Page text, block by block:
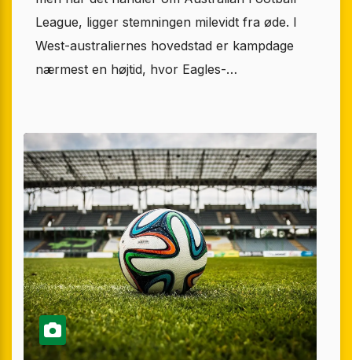
League, ligger stemningen milevidt fra øde. I
West-australiernes hovedstad er kampdage
nærmest en højtid, hvor Eagles-…